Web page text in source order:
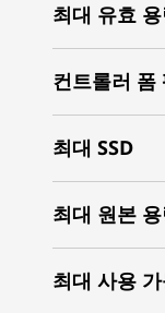
최대 유효
컨트롤러 폼
최대 SSD
최대 원본
최대 사용